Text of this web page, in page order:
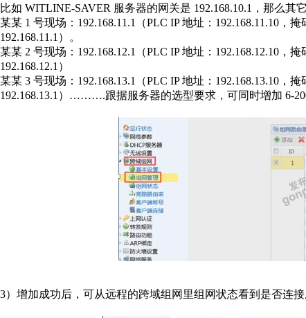
比如 WITLINE-SAVER 服务器的网关是 192.168.10.1，那么其
某某 1 号现场：192.168.11.1（PLC IP 地址：192.168.11.10，掩
192.168.11.1）。
某某 2 号现场：192.168.12.1（PLC IP 地址：192.168.12.10，掩
192.168.12.1）
某某 3 号现场：192.168.13.1（PLC IP 地址：192.168.13.10，掩
192.168.13.1）……….跟据服务器的选型要求，可同时增加 6-
3）增加成功后，可从远程的跨域组网里组网状态看到是否连接